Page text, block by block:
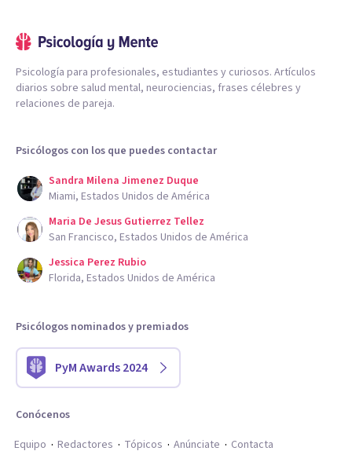
Psicología para profesionales, estudiantes y curiosos. Artículos
diarios sobre salud mental, neurociencias, frases célebres y
relaciones de pareja.
Psicólogos con los que puedes contactar
Sandra Milena Jimenez Duque
Miami, Estados Unidos de América
Maria De Jesus Gutierrez Tellez
San Francisco, Estados Unidos de América
Jessica Perez Rubio
Florida, Estados Unidos de América
Psicólogos nominados y premiados
PyM Awards 2024
Conócenos
Equipo
Redactores Tópicos Anúnciate Contacta